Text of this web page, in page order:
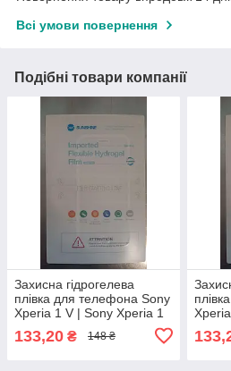
Всі умови повернення
Подібні товари компанії
Захисна гідрогелева
плівка для телефона Sony
Xperia 1 V | Sony Xperia 1
133,20 ₴ 148 ₴